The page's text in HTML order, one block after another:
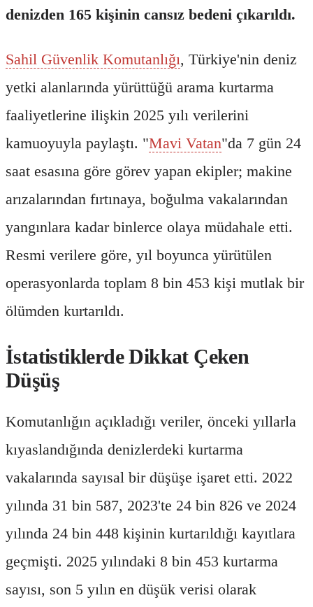
denizden 165 kişinin cansız bedeni çıkarıldı.
Sahil Güvenlik Komutanlığı, Türkiye'nin deniz
yetki alanlarında yürüttüğü arama kurtarma
faaliyetlerine ilişkin 2025 yılı verilerini
kamuoyuyla paylaştı. "Mavi Vatan"da 7 gün 24
saat esasına göre görev yapan ekipler; makine
arızalarından fırtınaya, boğulma vakalarından
yangınlara kadar binlerce olaya müdahale etti.
Resmi verilere göre, yıl boyunca yürütülen
operasyonlarda toplam 8 bin 453 kişi mutlak bir
ölümden kurtarıldı.
İstatistiklerde Dikkat Çeken
Düşüş
Komutanlığın açıkladığı veriler, önceki yıllarla
kıyaslandığında denizlerdeki kurtarma
vakalarında sayısal bir düşüşe işaret etti. 2022
yılında 31 bin 587, 2023'te 24 bin 826 ve 2024
yılında 24 bin 448 kişinin kurtarıldığı kayıtlara
geçmişti. 2025 yılındaki 8 bin 453 kurtarma
sayısı, son 5 yılın en düşük verisi olarak